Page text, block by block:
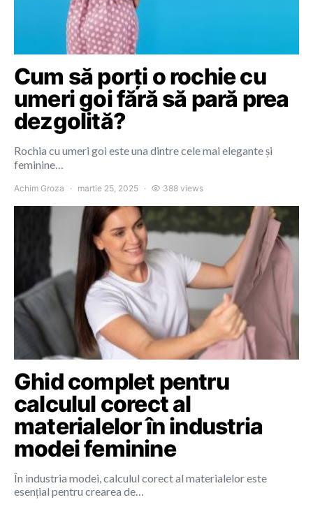
Cum să porți o rochie cu
umeri goi fără să pară prea
dezgolită?
Rochia cu umeri goi este una dintre cele mai elegante și
feminine…
Achim Groza martie 25, 2025 388 views
Ghid complet pentru
calculul corect al
materialelor în industria
modei feminine
În industria modei, calculul corect al materialelor este
esențial pentru crearea de…